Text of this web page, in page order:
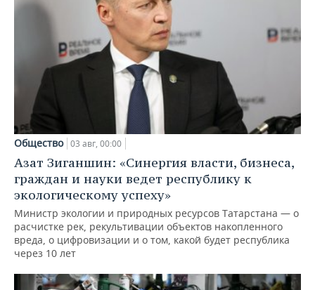
Общество 03 авг, 00:00
Азат Зиганшин: «Синергия власти, бизнеса,
граждан и науки ведет республику к
экологическому успеху»
Министр экологии и природных ресурсов Татарстана — о
расчистке рек, рекультивации объектов накопленного
вреда, о цифровизации и о том, какой будет республика
через 10 лет